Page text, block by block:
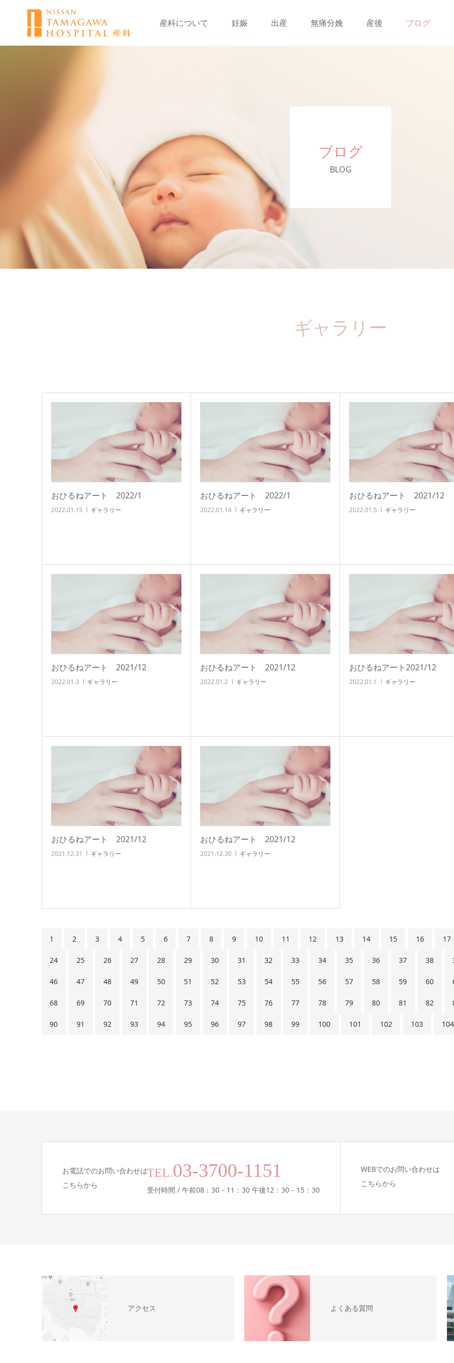
産科について 妊娠 出産 無痛分娩 産後 ブログ
ブログ
BLOG
ギャラリー
おひるねアート 2022/1
2022.01.15 ギャラリー
おひるねアート 2022/1
2022.01.14 ギャラリー
おひるねアート 2021/12
2022.01.5 ギャラリー
おひるねアート 2021/12
2022.01.3 ギャラリー
おひるねアート 2021/12
2022.01.2 ギャラリー
おひるねアート2021/12
2022.01.1 ギャラリー
おひるねアート 2021/12
2021.12.31 ギャラリー
おひるねアート 2021/12
2021.12.30 ギャラリー
1 2 3 4 5 6 7 8 9 10 11 12 13 14 15 16 17
24 25 26 27 28 29 30 31 32 33 34 35 36 37 38
46 47 48 49 50 51 52 53 54 55 56 57 58 59 60
68 69 70 71 72 73 74 75 76 77 78 79 80 81 82
90 91 92 93 94 95 96 97 98 99 100 101 102 103 104
お電話でのお問い合わせは
こちらから
TEL.03-3700-1151
受付時間 / 午前08：30－11：30 午後12：30－15：30
WEBでのお問い合わせは
こちらから
アクセス よくある質問